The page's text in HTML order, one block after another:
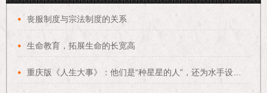
丧服制度与宗法制度的关系
生命教育，拓展生命的长宽高